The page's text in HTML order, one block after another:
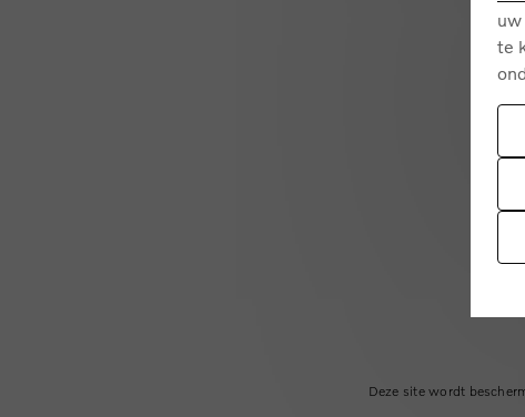
Deze site wordt
te